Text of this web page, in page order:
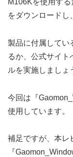
M106Kを使用する
をダウンロードし
製品に付属してい
るか、公式サイト
ルを実施しましょ
今回は『
使用しています。
補足ですが、本レ
『